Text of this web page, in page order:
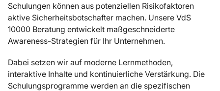
Schulungen können aus potenziellen Risikofaktoren
aktive Sicherheitsbotschafter machen. Unsere VdS
10000 Beratung entwickelt maßgeschneiderte
Awareness-Strategien für Ihr Unternehmen.
Dabei setzen wir auf moderne Lernmethoden,
interaktive Inhalte und kontinuierliche Verstärkung. Die
Schulungsprogramme werden an die spezifischen